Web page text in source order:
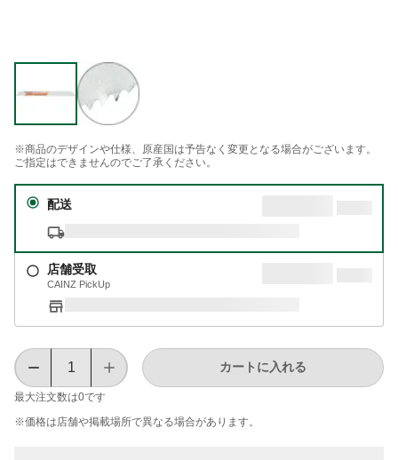
※商品のデザインや仕様、原産国は予告なく変更となる場合がございます。
ご指定はできませんのでご了承ください。
配送
店舗受取
CAINZ PickUp
最大注文数は0です
カートに入れる
※価格は​店舗や​掲載場所で​異なる​場合が​あります。